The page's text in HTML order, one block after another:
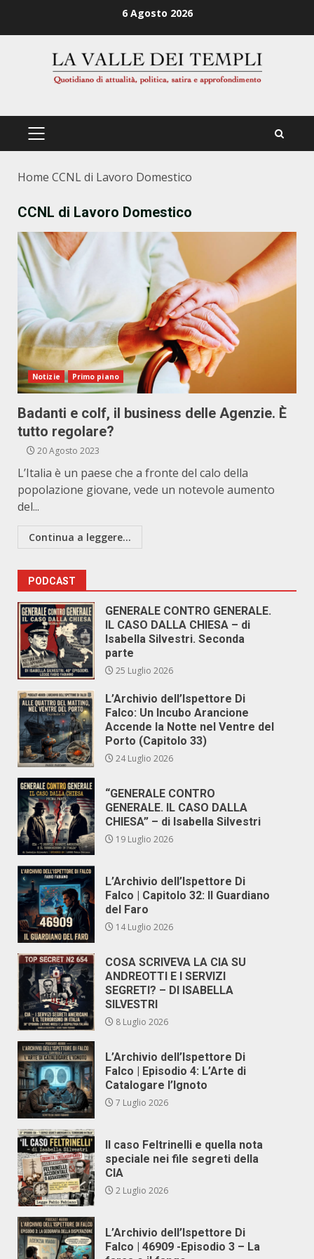
6 Agosto 2026
PRIMÄRES
Home CCNL di Lavoro Domestico
CCNL di Lavoro Domestico
Notizie Primo piano
Badanti e colf, il business delle Agenzie. È
tutto regolare?
20 Agosto 2023
L’Italia è un paese che a fronte del calo della
popolazione giovane, vede un notevole aumento
del...
Continua a leggere...
PODCAST
GENERALE CONTRO GENERALE.
IL CASO DALLA CHIESA – di
Isabella Silvestri. Seconda
parte
25 Luglio 2026
L’Archivio dell’Ispettore Di
Falco: Un Incubo Arancione
Accende la Notte nel Ventre del
Porto (Capitolo 33)
24 Luglio 2026
“GENERALE CONTRO
GENERALE. IL CASO DALLA
CHIESA” – di Isabella Silvestri
19 Luglio 2026
L’Archivio dell’Ispettore Di
Falco | Capitolo 32: Il Guardiano
del Faro
14 Luglio 2026
COSA SCRIVEVA LA CIA SU
ANDREOTTI E I SERVIZI
SEGRETI? – DI ISABELLA
SILVESTRI
8 Luglio 2026
L’Archivio dell’Ispettore Di
Falco | Episodio 4: L’Arte di
Catalogare l’Ignoto
7 Luglio 2026
Il caso Feltrinelli e quella nota
speciale nei file segreti della
CIA
2 Luglio 2026
L’Archivio dell’Ispettore Di
Falco | 46909 -Episodio 3 – La